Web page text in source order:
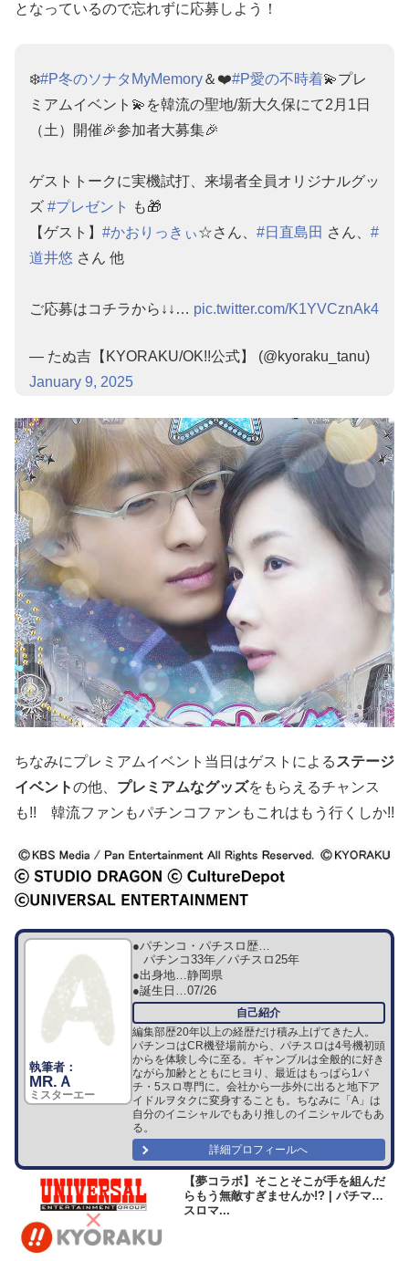
となっているので忘れずに応募しよう！
❄️#P冬のソナタMyMemory＆❤️#P愛の不時着💫プレ
ミアムイベント💫を韓流の聖地/新大久保にて2月1日
（土）開催🎉参加者大募集🎉
ゲストトークに実機試打、来場者全員オリジナルグッ
ズ #プレゼント
も🎁
【ゲスト】 #かおりっきぃ☆さん、 #日直島田 さん、 #
道井悠 さん 他
ご応募はコチラから↓↓… pic.twitter.com/K1YVCznAk4
— たぬ吉【KYORAKU/OK!!公式】 (@kyoraku_tanu)
January 9, 2025
ちなみにプレミアムイベント当日はゲストによる ステージ
イベントの他、 プレミアムなグッズをもらえるチャンス
も!! 韓流ファンもパチンコファンもこれはもう行くしか!!
MR.Ａ
ミスターエー
●パチンコ・パチスロ歴…
パチンコ33年／パチスロ25年
●出身地…静岡県
●誕生日…07/26
編集部歴20年以上の経歴だけ積み上げてきた人。
パチンコはCR機登場前から、パチスロは4号機初頭
からを体験し今に至る。ギャンブルは全般的に好き
ながら加齢とともにヒヨり、最近はもっぱら1パ
チ・5スロ専門に。会社から一歩外に出ると地下ア
イドルヲタクに変身することも。ちなみに「A」は
自分のイニシャルでもあり推しのイニシャルでもあ
る。
詳細プロフィールへ
【夢コラボ】そことそこが手を組んだ
らもう無敵すぎませんか!? | パチマガ
スロマ...